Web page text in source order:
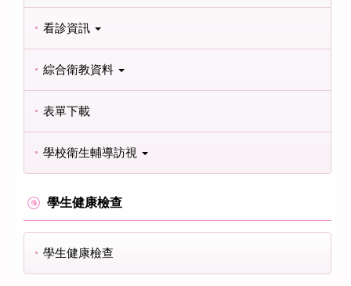
看診資訊
綜合衛教資料
表單下載
學校衛生輔導訪視
學生健康檢查
學生健康檢查